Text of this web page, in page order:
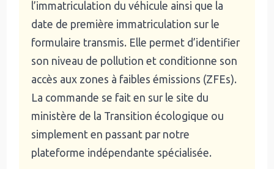
l’immatriculation du véhicule ainsi que la
date de première immatriculation sur le
formulaire transmis. Elle permet d’identifier
son niveau de pollution et conditionne son
accès aux zones à faibles émissions (ZFEs).
La commande se fait en sur le site du
ministère de la Transition écologique ou
simplement en passant par notre
plateforme indépendante spécialisée.